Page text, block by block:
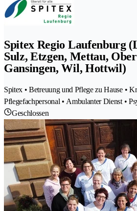
Spitex Regio Laufenburg
Sulz, Etzgen, Mettau,
Gansingen, Wil, Hottwil)
Spitex • Betreuung und Pflege zu Hause •
Pflegefachpersonal • Ambulanter Dienst •
Geschlossen